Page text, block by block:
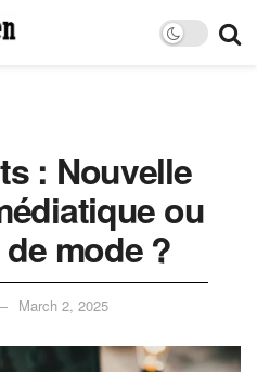
: Nouvelle
ou
mode ?
March 2, 2025